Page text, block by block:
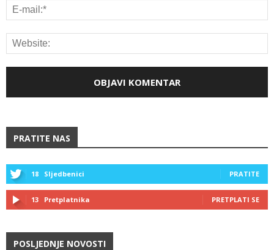
PRATITE NAS
18 Sljedbenici PRATITE
13 Pretplatnika PRETPLATI SE
POSLJEDNJE NOVOSTI